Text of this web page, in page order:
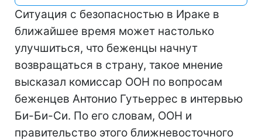
Ситуация с безопасностью в Ираке в
ближайшее время может настолько
улучшиться, что беженцы начнут
возвращаться в страну, такое мнение
высказал комиссар ООН по вопросам
беженцев Антонио Гутьеррес в интервью
Би-Би-Си. По его словам, ООН и
правительство этого ближневосточного